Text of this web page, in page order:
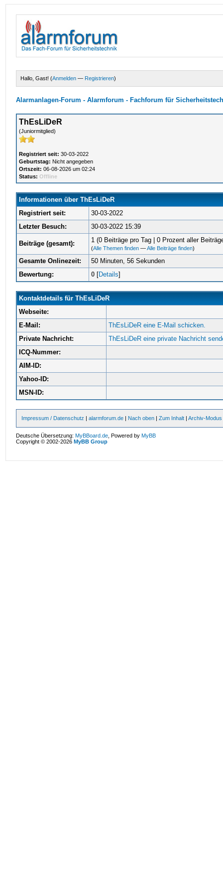
Hallo, Gast! (Anmelden — Registrieren)
Alarmanlagen-Forum - Alarmforum - Fachforum für
ThEsLiDeR
(Juniormitglied)
Registriert seit: 30-03-2022
Geburtstag: Nicht angegeben
Ortszeit: 06-08-2026 um 02:24
Status: Offline
Informationen über ThEsLiDeR
Registriert seit:
30-03-2022
Letzter Besuch:
30-03-2022 15:39
Beiträge (gesamt): 1 (0 Beiträge pro Tag | 0 Prozent aller
(Alle Themen finden —Alle Beiträge finden)
Gesamte Onlinezeit:
50 Minuten, 56 Sekunden
Bewertung:
0 [Details]
Kontaktdetails für ThEsLiDeR
Webseite:
E-Mail:
ThEsLiDeR eine E-Mail schicken.
Private Nachricht:
ThEsLiDeR eine private Nachricht
ICQ-Nummer:
AIM-ID:
Yahoo-ID:
MSN-ID:
Impressum / Datenschutz |alarmforum.de | Nach oben |Zum Inhalt |Archiv-Modus
Deutsche Übersetzung:MyBBoard.de , Powered byMyBB
Copyright © 2002-2026MyBB Group